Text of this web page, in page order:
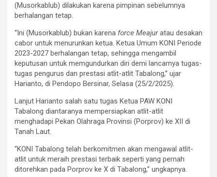
(Musorkablub) dilakukan karena pimpinan sebelumnya
berhalangan tetap.
“Ini (Musorkablub) bukan karena force Meajuratau desakan
cabor untuk menurunkan ketua. Ketua Umum KONI Periode
2023-2027 berhalangan tetap, sehingga mengambil
keputusan untuk memgundurkan diri demi lancarnya tugas-
tugas pengurus dan prestasi atlit-atlit Tabalong,” ujar
Harianto, di Pendopo Bersinar, Selasa (25/2/2025).
Lanjut Harianto salah satu tugas Ketua PAW KONI
Tabalong diantaranya mempersiapkan atlit-atlit
menghadapi Pekan Olahraga Provinsi (Porprov) ke XII di
Tanah Laut.
“KONI Tabalong telah berkomitmen akan mengawal atlit-
atlit untuk meraih prestasi terbaik seperti yang pernah
ditorehkan pada Porprov ke X di Tabalong,” ungkapnya.